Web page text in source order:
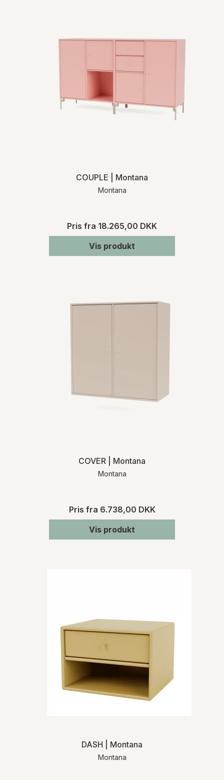
COUPLE | Montana
Montana
Pris fra 18.265,00 DKK
Vis produkt
COVER | Montana
Montana
Pris fra 6.738,00 DKK
Vis produkt
DASH | Montana
Montana